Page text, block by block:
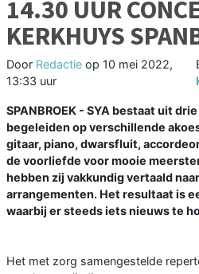
14.30 UUR
KERKHUYS
Door Redactie op 10 mei 2022,
13:33 uur
SPANBROEK - SYA bestaat uit
begeleiden op verschillende
gitaar, piano, dwarsfluit,
de voorliefde voor mooie
hebben zij vakkundig vertaald
arrangementen. Het resultaat is
waarbij er steeds iets nieuws te
Het met zorg samengestelde